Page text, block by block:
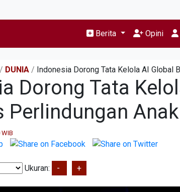
Berita Opini
/ DUNIA / Indonesia Dorong Tata Kelola AI Global
Dorong Tata
Perlindungan
Ukuran: - +